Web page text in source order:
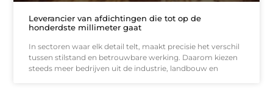
Leverancier van afdichtingen die tot op de
honderdste millimeter gaat
In sectoren waar elk detail telt, maakt precisie het verschil
tussen stilstand en betrouwbare werking. Daarom kiezen
steeds meer bedrijven uit de industrie, landbouw en